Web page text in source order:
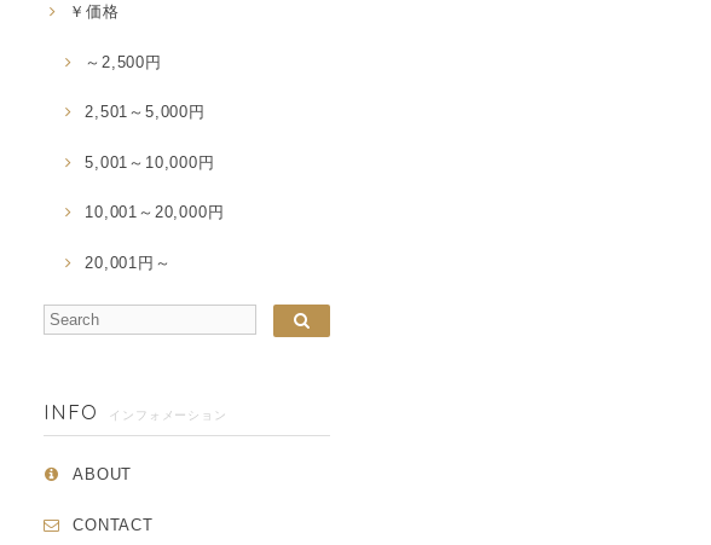
￥価格
～2,500円
2,501～5,000円
5,001～10,000円
10,001～20,000円
20,001円～
INFO インフォメーション
ABOUT
CONTACT